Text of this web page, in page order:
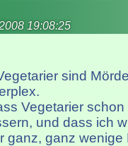
19:08:25
sind
Vegetarier
und dass ich
ganz, ganz wenige